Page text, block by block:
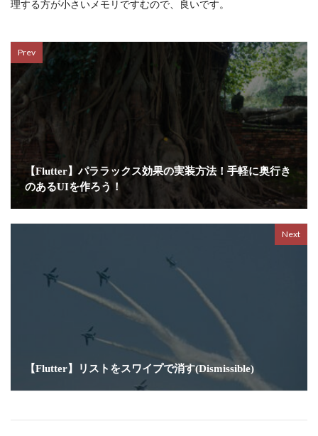
理する方が小さいメモリですむので、良いです。
Prev
【Flutter】パララックス効果の実装方法！手軽に奥行き
のあるUIを作ろう！
Next
【Flutter】リストをスワイプで消す(Dismissible)